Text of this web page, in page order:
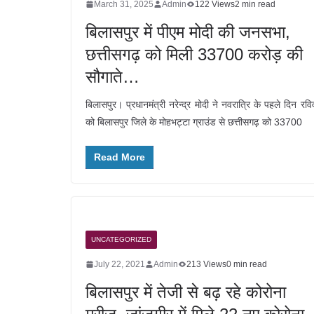
March 31, 2025 Admin 122 Views2 min read
बिलासपुर में पीएम मोदी की जनसभा,
छत्तीसगढ़ को मिली 33700 करोड़ की
सौगाते…
बिलासपुर। प्रधानमंत्री नरेन्द्र मोदी ने नवरात्रि के पहले दिन
को बिलासपुर जिले के मोहभट्टा ग्राउंड से छत्तीसगढ़ को 33700
Read More
UNCATEGORIZED
July 22, 2021 Admin 213 Views0 min read
बिलासपुर में तेजी से बढ़ रहे कोरोना